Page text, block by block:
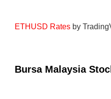
ETHUSD Rates by
Bursa Malaysia